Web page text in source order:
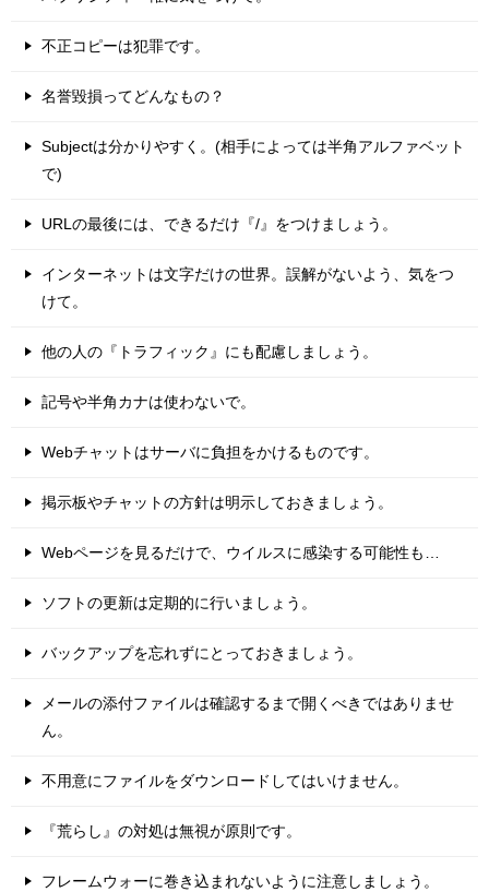
不正コピーは犯罪です。
名誉毀損ってどんなもの？
Subjectは分かりやすく。(相手によっては半角アルファベット
で)
URLの最後には、できるだけ『/』をつけましょう。
インターネットは文字だけの世界。誤解がないよう、気をつ
けて。
他の人の『トラフィック』にも配慮しましょう。
記号や半角カナは使わないで。
Webチャットはサーバに負担をかけるものです。
掲示板やチャットの方針は明示しておきましょう。
Webページを見るだけで、ウイルスに感染する可能性も…
ソフトの更新は定期的に行いましょう。
バックアップを忘れずにとっておきましょう。
メールの添付ファイルは確認するまで開くべきではありませ
ん。
不用意にファイルをダウンロードしてはいけません。
『荒らし』の対処は無視が原則です。
フレームウォーに巻き込まれないように注意しましょう。